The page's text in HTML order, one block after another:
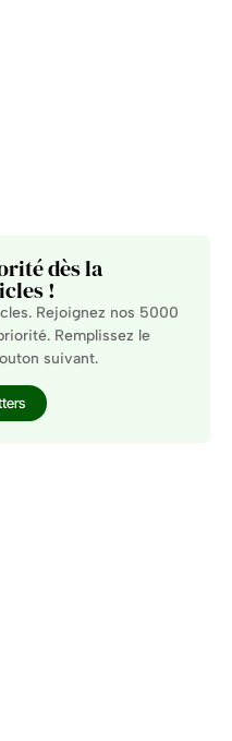
dès la
!
Rejoignez nos 5000
Remplissez le
suivant.